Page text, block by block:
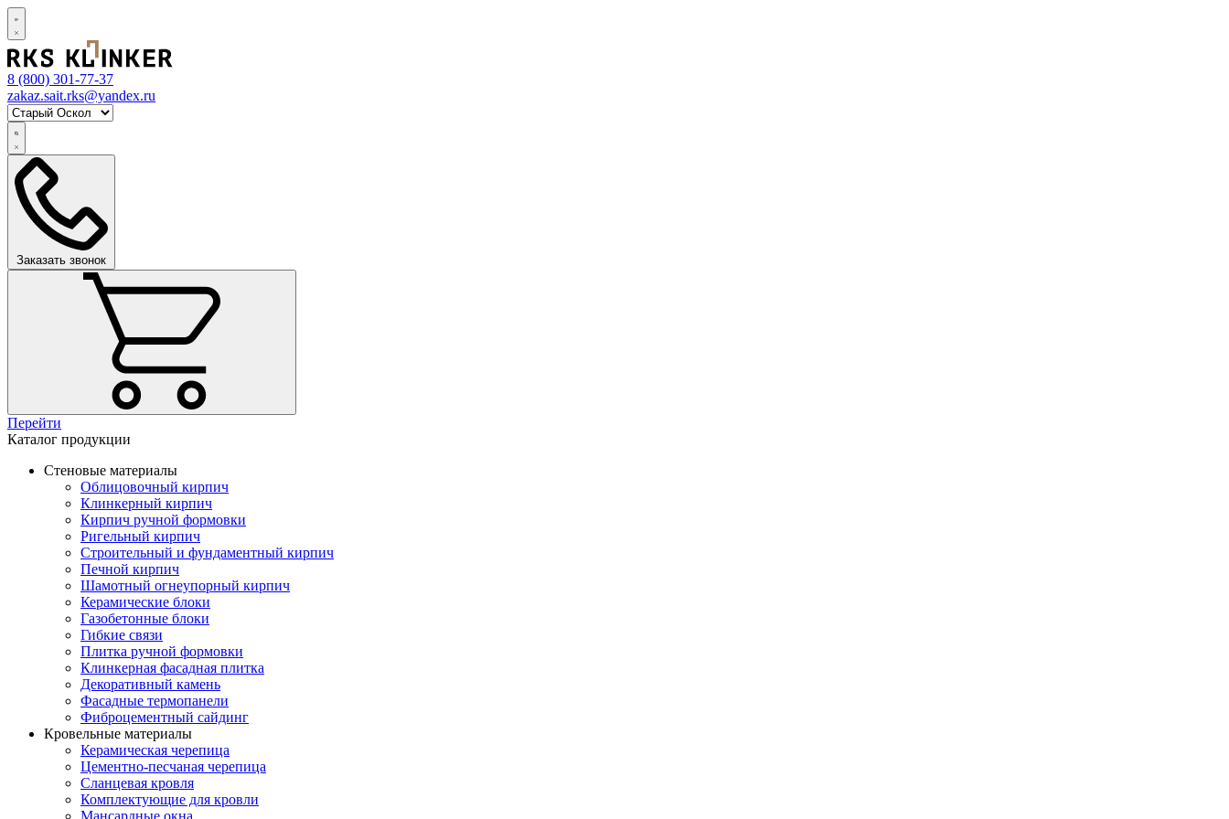
8 (800) 301-77-37
zakaz.sait.rks@yandex.ru
Заказать звонок
Перейти
Каталог продукции
Стеновые материалы
Облицовочный кирпич
Клинкерный кирпич
Кирпич ручной формовки
Ригельный кирпич
Строительный и фундаментный кирпич
Печной кирпич
Шамотный огнеупорный кирпич
Керамические блоки
Газобетонные блоки
Гибкие связи
Плитка ручной формовки
Клинкерная фасадная плитка
Декоративный камень
Фасадные термопанели
Фиброцементный сайдинг
Кровельные материалы
Керамическая черепица
Цементно-песчаная черепица
Сланцевая кровля
Комплектующие для кровли
Мансардные окна